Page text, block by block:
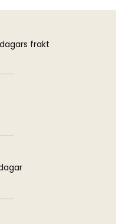
frakt